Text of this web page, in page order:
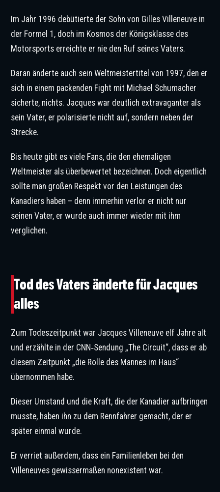
Im Jahr 1996 debütierte der Sohn von Gilles Villeneuve in
der Formel 1, doch im Kosmos der Königsklasse des
Motorsports erreichte er nie den Ruf seines Vaters.
Daran änderte auch sein Weltmeistertitel von 1997, den er
sich in einem packenden Fight mit Michael Schumacher
sicherte, nichts. Jacques war deutlich extravaganter als
sein Vater, er polarisierte nicht auf, sondern neben der
Strecke.
Bis heute gibt es viele Fans, die den ehemaligen
Weltmeister als überbewertet bezeichnen. Doch eigentlich
sollte man großen Respekt vor den Leistungen des
Kanadiers haben – denn immerhin verlor er nicht nur
seinen Vater, er wurde auch immer wieder mit ihm
verglichen.
Tod des Vaters änderte für Jacques
alles
Zum Todeszeitpunkt war Jacques Villeneuve elf Jahre alt
und erzählte in der CNN‑Sendung „The Circuit“, dass er ab
diesem Zeitpunkt „die Rolle des Mannes im Haus“
übernommen habe.
Dieser Umstand und die Kraft, die der Kanadier aufbringen
musste, haben ihn zu dem Rennfahrer gemacht, der er
später einmal wurde.
Er verriet außerdem, dass ein Familienleben bei den
Villeneuves gewissermaßen nonexistent war.